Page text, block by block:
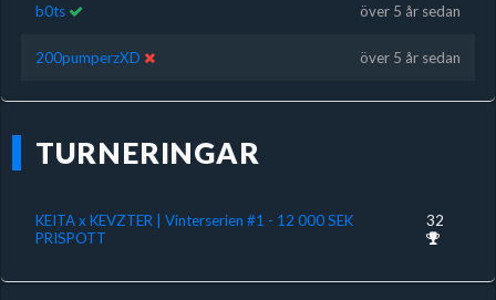
b0ts över 5 år sedan
200pumperzXD över 5 år sedan
TURNERINGAR
KEITA x KEVZTER | Vinterserien #1 - 12 000 SEK
PRISPOTT
32